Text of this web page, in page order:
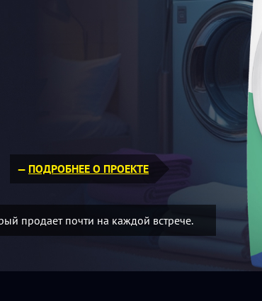
— ПОДРОБНЕЕ О ПРОЕКТЕ
продает почти на каждой встрече.